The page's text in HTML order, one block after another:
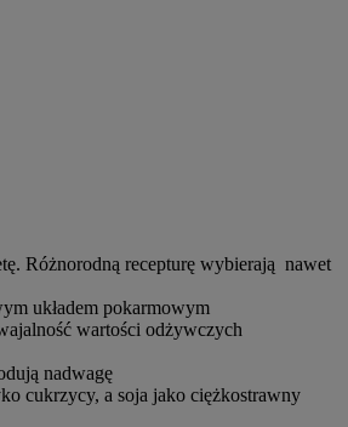
Różnorodną recepturę wybierają nawet
układem pokarmowym
wartości odżywczych
nadwagę
cukrzycy, a soja jako ciężkostrawny